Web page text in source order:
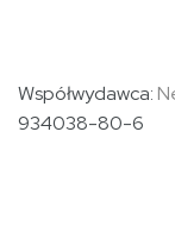
Współwydawca:
934038-80-6